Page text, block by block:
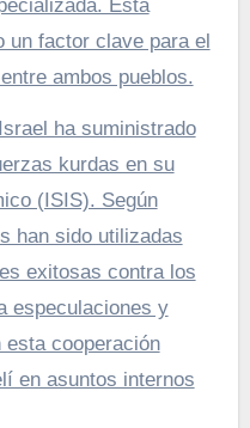
Esta
un factor clave para el
ambos pueblos.
ha suministrado
kurdas en su
(ISIS). Según
han sido utilizadas
exitosas contra los
especulaciones y
cooperación
en asuntos internos